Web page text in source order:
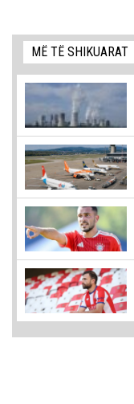
MË TË SHIKUARAT